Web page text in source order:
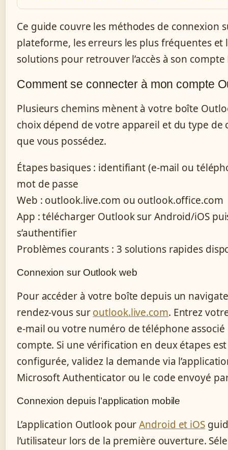
Ce guide couvre les méthodes de connexion
plateforme, les erreurs les plus fréquentes et
solutions pour retrouver l’accès à son
Comment se connecter à mon compte
Plusieurs chemins mènent à votre boîte
choix dépend de votre appareil et du type de
que vous possédez.
Étapes basiques : identifiant (e-mail ou
mot de passe
Web : outlook.live.com ou outlook.office.com
App : télécharger Outlook sur Android/iOS
s’authentifier
Problèmes courants : 3 solutions rapides
Connexion sur Outlook web
Pour accéder à votre boîte depuis un
rendez-vous suroutlook.live.com. Entrez
e-mail ou votre numéro de téléphone associé
compte. Si une vérification en deux étapes est
configurée, validez la demande via
Microsoft Authenticator ou le code envoyé par
Connexion depuis l’application mobile
L’application Outlook pourAndroid et iOS
l’utilisateur lors de la première ouverture.